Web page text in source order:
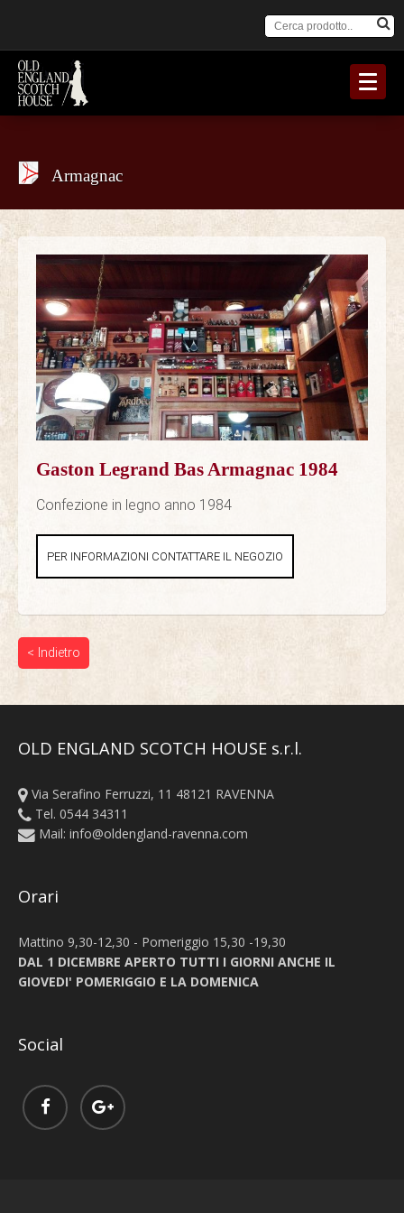
Armagnac
Gaston Legrand Bas Armagnac 1984
Confezione in legno anno 1984
PER INFORMAZIONI CONTATTARE IL NEGOZIO
< Indietro
OLD ENGLAND SCOTCH HOUSE s.r.l.
Via Serafino Ferruzzi, 11 48121 RAVENNA
Tel. 0544 34311
Mail: info@oldengland-ravenna.com
Orari
Mattino 9,30-12,30 - Pomeriggio 15,30 -19,30
DAL 1 DICEMBRE APERTO TUTTI I GIORNI ANCHE IL
GIOVEDI' POMERIGGIO E LA DOMENICA
Social